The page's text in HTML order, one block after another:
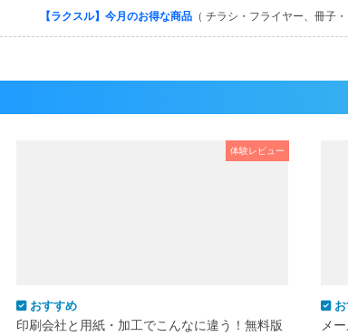
【ラクスル】今月のお得な商品 （ チラシ・フライヤー、冊子
体験レビュー
おすすめ
印刷会社と用紙・加工でこんなに違う！無料版
お
メ